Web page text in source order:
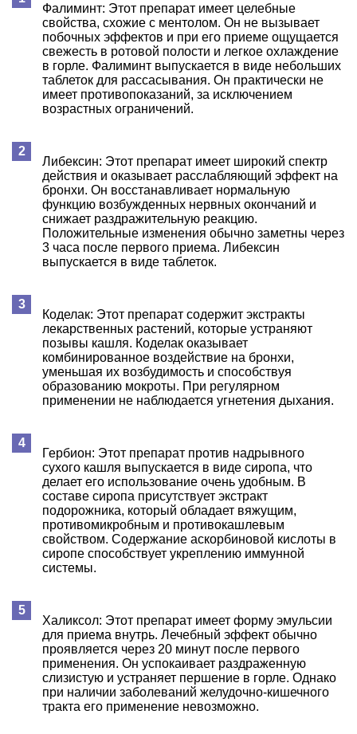
Фалиминт: Этот препарат имеет целебные
свойства, схожие с ментолом. Он не вызывает
побочных эффектов и при его приеме ощущается
свежесть в ротовой полости и легкое охлаждение
в горле. Фалиминт выпускается в виде небольших
таблеток для рассасывания. Он практически не
имеет противопоказаний, за исключением
возрастных ограничений.
Либексин: Этот препарат имеет широкий спектр
действия и оказывает расслабляющий эффект на
бронхи. Он восстанавливает нормальную
функцию возбужденных нервных окончаний и
снижает раздражительную реакцию.
Положительные изменения обычно заметны через
3 часа после первого приема. Либексин
выпускается в виде таблеток.
Коделак: Этот препарат содержит экстракты
лекарственных растений, которые устраняют
позывы кашля. Коделак оказывает
комбинированное воздействие на бронхи,
уменьшая их возбудимость и способствуя
образованию мокроты. При регулярном
применении не наблюдается угнетения дыхания.
Гербион: Этот препарат против надрывного
сухого кашля выпускается в виде сиропа, что
делает его использование очень удобным. В
составе сиропа присутствует экстракт
подорожника, который обладает вяжущим,
противомикробным и противокашлевым
свойством. Содержание аскорбиновой кислоты в
сиропе способствует укреплению иммунной
системы.
Халиксол: Этот препарат имеет форму эмульсии
для приема внутрь. Лечебный эффект обычно
проявляется через 20 минут после первого
применения. Он успокаивает раздраженную
слизистую и устраняет першение в горле. Однако
при наличии заболеваний желудочно-кишечного
тракта его применение невозможно.